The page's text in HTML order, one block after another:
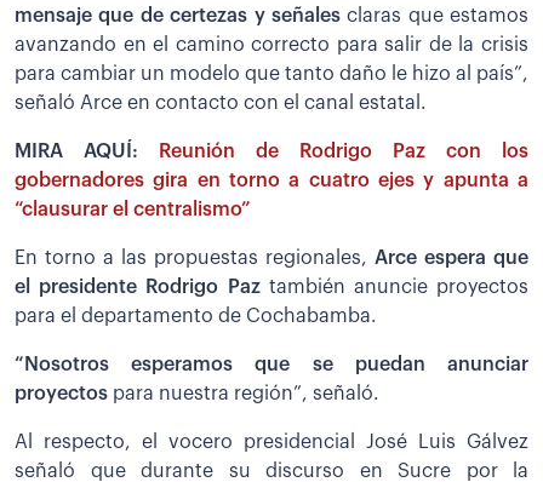
mensaje que de certezas y señalesclaras que estamos
avanzando en el camino correcto para salir de la crisis
para cambiar un modelo que tanto daño le hizo al país”,
señaló Arce en contacto con el canal estatal.
MIRA AQUÍ:
Reunión de Rodrigo Paz con los
gobernadores gira en torno a cuatro ejes y apunta a
“clausurar el centralismo”
En torno a las propuestas regionales, Arce espera que
el presidente Rodrigo Paz también anuncie proyectos
para el departamento de Cochabamba.
“Nosotros esperamos que se puedan anunciar
proyectos para nuestra región”, señaló.
Al respecto, el vocero presidencial José Luis Gálvez
señaló que durante su discurso en Sucre por la